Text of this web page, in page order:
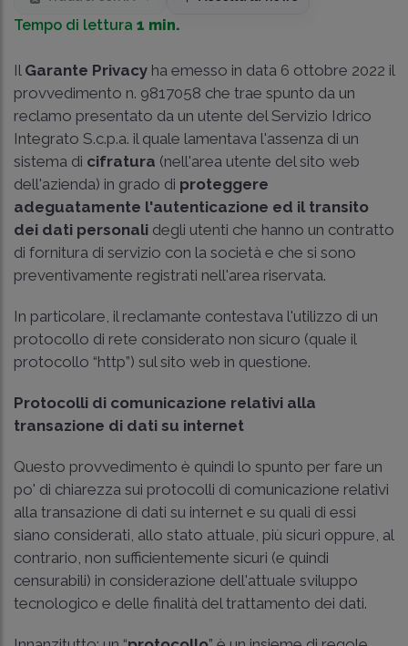
Tempo di lettura 1 min.
Il Garante Privacy ha emesso in data 6 ottobre 2022 il
provvedimento n. 9817058 che trae spunto da un
reclamo presentato da un utente del Servizio Idrico
Integrato S.c.p.a. il quale lamentava l'assenza di un
sistema di cifratura (nell'area utente del sito web
dell'azienda) in grado di proteggere
adeguatamente l'autenticazione ed il transito
dei dati personali degli utenti che hanno un contratto
di fornitura di servizio con la società e che si sono
preventivamente registrati nell'area riservata.
In particolare, il reclamante contestava l'utilizzo di un
protocollo di rete considerato non sicuro (quale il
protocollo “http”) sul sito web in questione.
Protocolli di comunicazione relativi alla
transazione di dati su internet
Questo provvedimento è quindi lo spunto per fare un
po' di chiarezza sui protocolli di comunicazione relativi
alla transazione di dati su internet e su quali di essi
siano considerati, allo stato attuale, più sicuri oppure, al
contrario, non sufficientemente sicuri (e quindi
censurabili) in considerazione dell'attuale sviluppo
tecnologico e delle finalità del trattamento dei dati.